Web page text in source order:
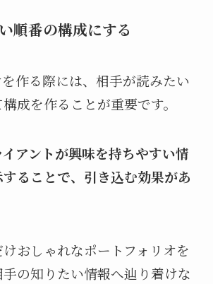
順番の構成にする
作る際には、相手が読みたい
成を作ることが重要です。
イアントが興味を持ちやすい情
ることで、引き込む効果があ
おしゃれなポートフォリオを
の知りたい情報へ辿り着けな